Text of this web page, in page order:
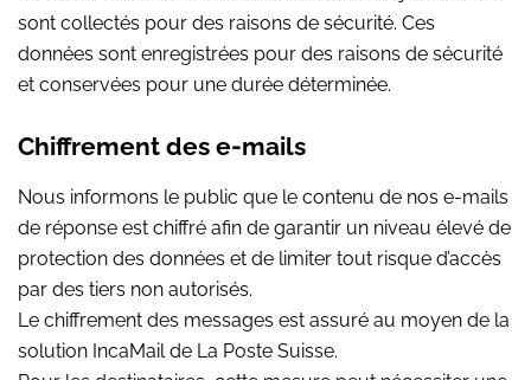
sont collectés pour des raisons de sécurité. Ces
données sont enregistrées pour des raisons de sécurité
et conservées pour une durée déterminée.
Chiffrement des e-mails
Nous informons le public que le contenu de nos e-mails
de réponse est chiffré afin de garantir un niveau élevé de
protection des données et de limiter tout risque d’accès
par des tiers non autorisés.
Le chiffrement des messages est assuré au moyen de la
solution IncaMail de La Poste Suisse.